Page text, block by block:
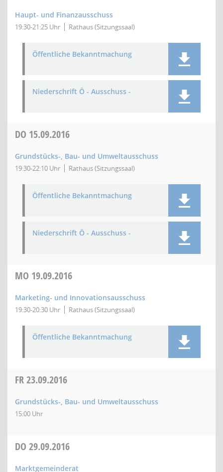
Haupt- und Finanzausschuss
19:30-21:25 Uhr Rathaus (Sitzungssaal)
Öffentliche Bekanntmachung
Niederschrift Ö - Ausschuss -
DO 15.09.2016
Grundstücks-, Bau- und Umweltausschuss
19:30-22:10 Uhr Rathaus (Sitzungssaal)
Öffentliche Bekanntmachung
Niederschrift Ö - Ausschuss -
MO 19.09.2016
Marketing- und Innovationsausschuss
19:30-20:30 Uhr Rathaus (Sitzungssaal)
Öffentliche Bekanntmachung
FR23.09.2016
Grundstücks-, Bau- und Umweltausschuss
15:00 Uhr
DO 29.09.2016
Marktgemeinderat